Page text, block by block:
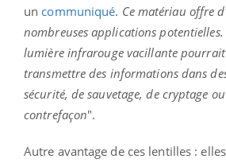
un communiqué. Ce matériau offre
nombreuses applications potentielles.
lumière infrarouge vacillante
transmettre des informations dans
sécurité, de sauvetage, de cryptage
contrefaçon".
Autre avantage de ces lentilles :